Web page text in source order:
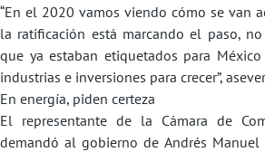
“En el 2020 vamos viendo cómo se van
la ratificación está marcando el paso,
que ya estaban etiquetados para
industrias e inversiones para crecer”,
En energía, piden certeza
El representante de la Cámara de
demandó al gobierno de Andrés Manuel